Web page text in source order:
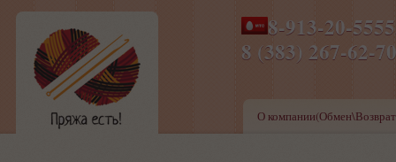
8-913-20-
8 (383) 267-
ПН-ПТ 8-17,СБ-ВС 9-
О